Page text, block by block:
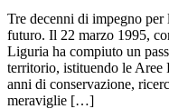
Tre decenni di impegno
futuro. Il 22 marzo 1995,
Liguria ha compiuto un
territorio, istituendo le Aree
anni di conservazione,
meraviglie […]